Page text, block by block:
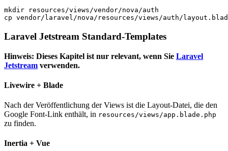
mkdir resources/views/vendor/nova/auth
Laravel Jetstream Standard-Templates
Hinweis: Dieses Kapitel ist nur relevant, wenn Sie Laravel
Jetstream verwenden.
Livewire + Blade
Nach der Veröffentlichung der Views ist die Layout-Datei, die den
Google Font-Link enthält, in resources/views/app.blade.php
zu finden.
Inertia + Vue